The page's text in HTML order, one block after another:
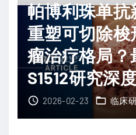
指
导
用
药
？
"
百
悦
泽
)
V
S
伊
帕博利珠单
重塑可切除
瘤治疗格局？
S1512研究深
2026-02-23 临床